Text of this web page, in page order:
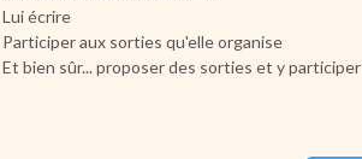
Lui écrire
Participer aux sorties qu'elle organise
Et bien sûr... proposer des sorties et y participer